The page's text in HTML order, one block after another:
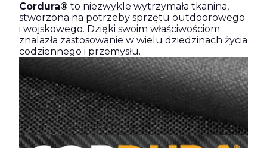
Cordura® to niezwykle wytrzymała tkanina,
stworzona na potrzeby sprzętu outdoorowego
i wojskowego. Dzięki swoim właściwościom
znalazła zastosowanie w wielu dziedzinach życia
codziennego i przemysłu.